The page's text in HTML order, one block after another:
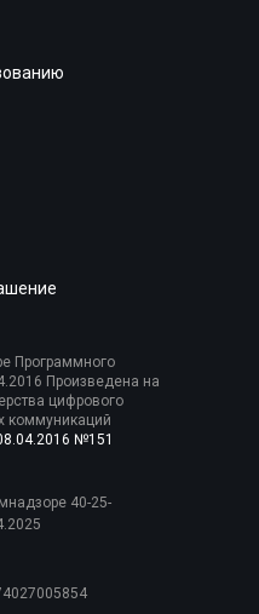
Программного
Произведена на
цифрового
коммуникаций
№151
40-25-